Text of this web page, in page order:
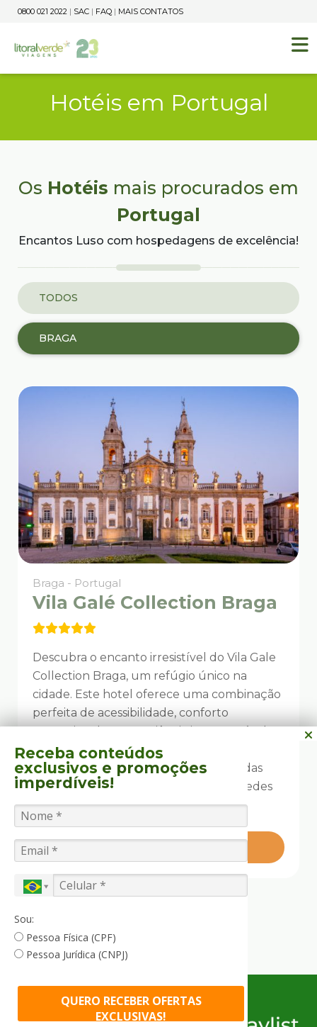
0800 021 2022 | SAC | FAQ | MAIS CONTATOS
Hotéis em Portugal
Os Hotéis mais procurados em
Portugal
Encantos Luso com hospedagens de excelência!
TODOS
BRAGA
Braga - Portugal
Vila Galé Collection Braga
Descubra o encanto irresistível do Vila Gale
Collection Braga, um refúgio único na
cidade. Este hotel oferece uma combinação
perfeita de acessibilidade, conforto
excepcional e conveniência incomparável,
criando um ambiente vibrante com
comodidades cuidadosamente pensadas
para atender às necessidades de hóspedes
todo o mundo.
Receba conteúdos
exclusivos e promoções
imperdíveis!
Sou:
Pessoa Física (CPF)
Pessoa Jurídica (CNPJ)
QUERO RECEBER OFERTAS
EXCLUSIVAS!